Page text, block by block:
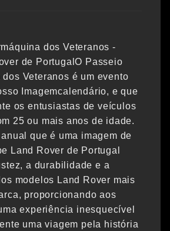
dos Veteranos -
de PortugalO Passeio
dos Veteranos é um evento
Imagemcalendário, e que
os entusiastas de veículos
25 ou mais anos de idade.
que é uma imagem de
Land Rover de Portugal
a durabilidade e a
modelos Land Rover mais
proporcionando aos
experiência inesquecível
uma viagem pela história